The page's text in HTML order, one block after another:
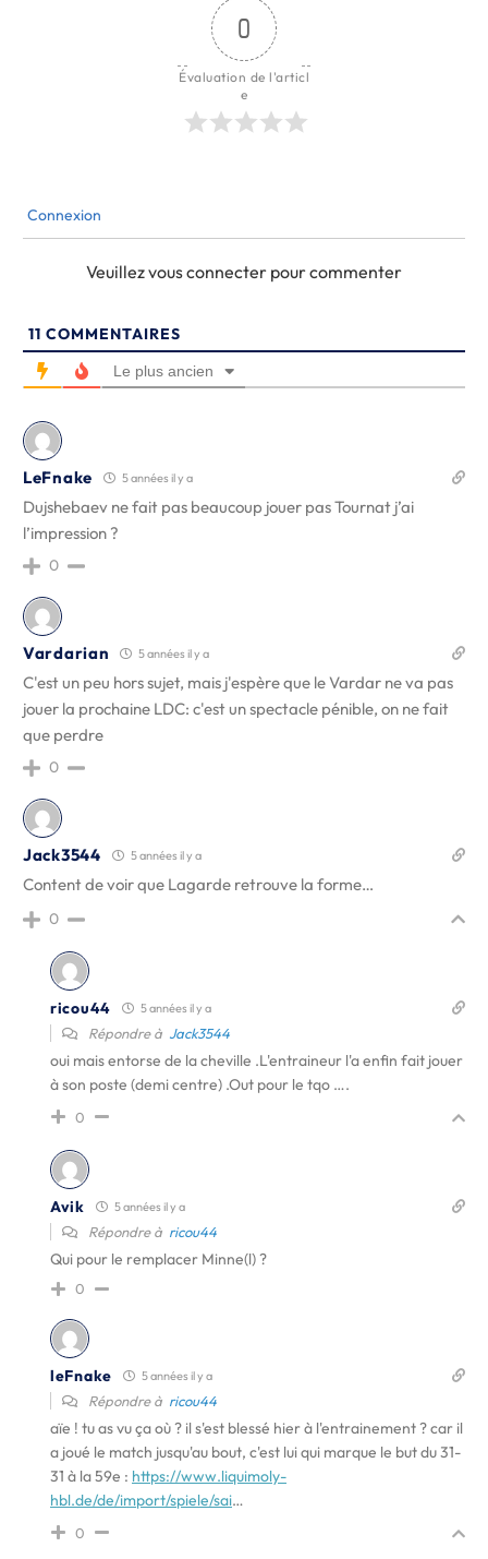
0
Évaluation de l'articl
e
Connexion
Veuillez vous connecter pour commenter
11 COMMENTAIRES
Le plus ancien
LeFnake 5 années il y a
Dujshebaev ne fait pas beaucoup jouer pas Tournat j’ai
l’impression ?
0
Vardarian 5 années il y a
C'est un peu hors sujet, mais j'espère que le Vardar ne va pas
jouer la prochaine LDC: c'est un spectacle pénible, on ne fait
que perdre
0
Jack3544 5 années il y a
Content de voir que Lagarde retrouve la forme…
0
ricou44 5 années il y a
Répondre à Jack3544
oui mais entorse de la cheville .L'entraineur l'a enfin fait jouer
à son poste (demi centre) .Out pour le tqo ….
0
Avik 5 années il y a
Répondre à ricou44
Qui pour le remplacer Minne(l) ?
0
leFnake 5 années il y a
Répondre à ricou44
aïe ! tu as vu ça où ? il s'est blessé hier à l'entrainement ? car il
a joué le match jusqu'au bout, c'est lui qui marque le but du 31-
31 à la 59e : https://www.liquimoly-
hbl.de/de/import/spiele/sai…
0